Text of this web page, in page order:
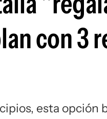
con 3
esta opción